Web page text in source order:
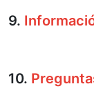
9.
10.